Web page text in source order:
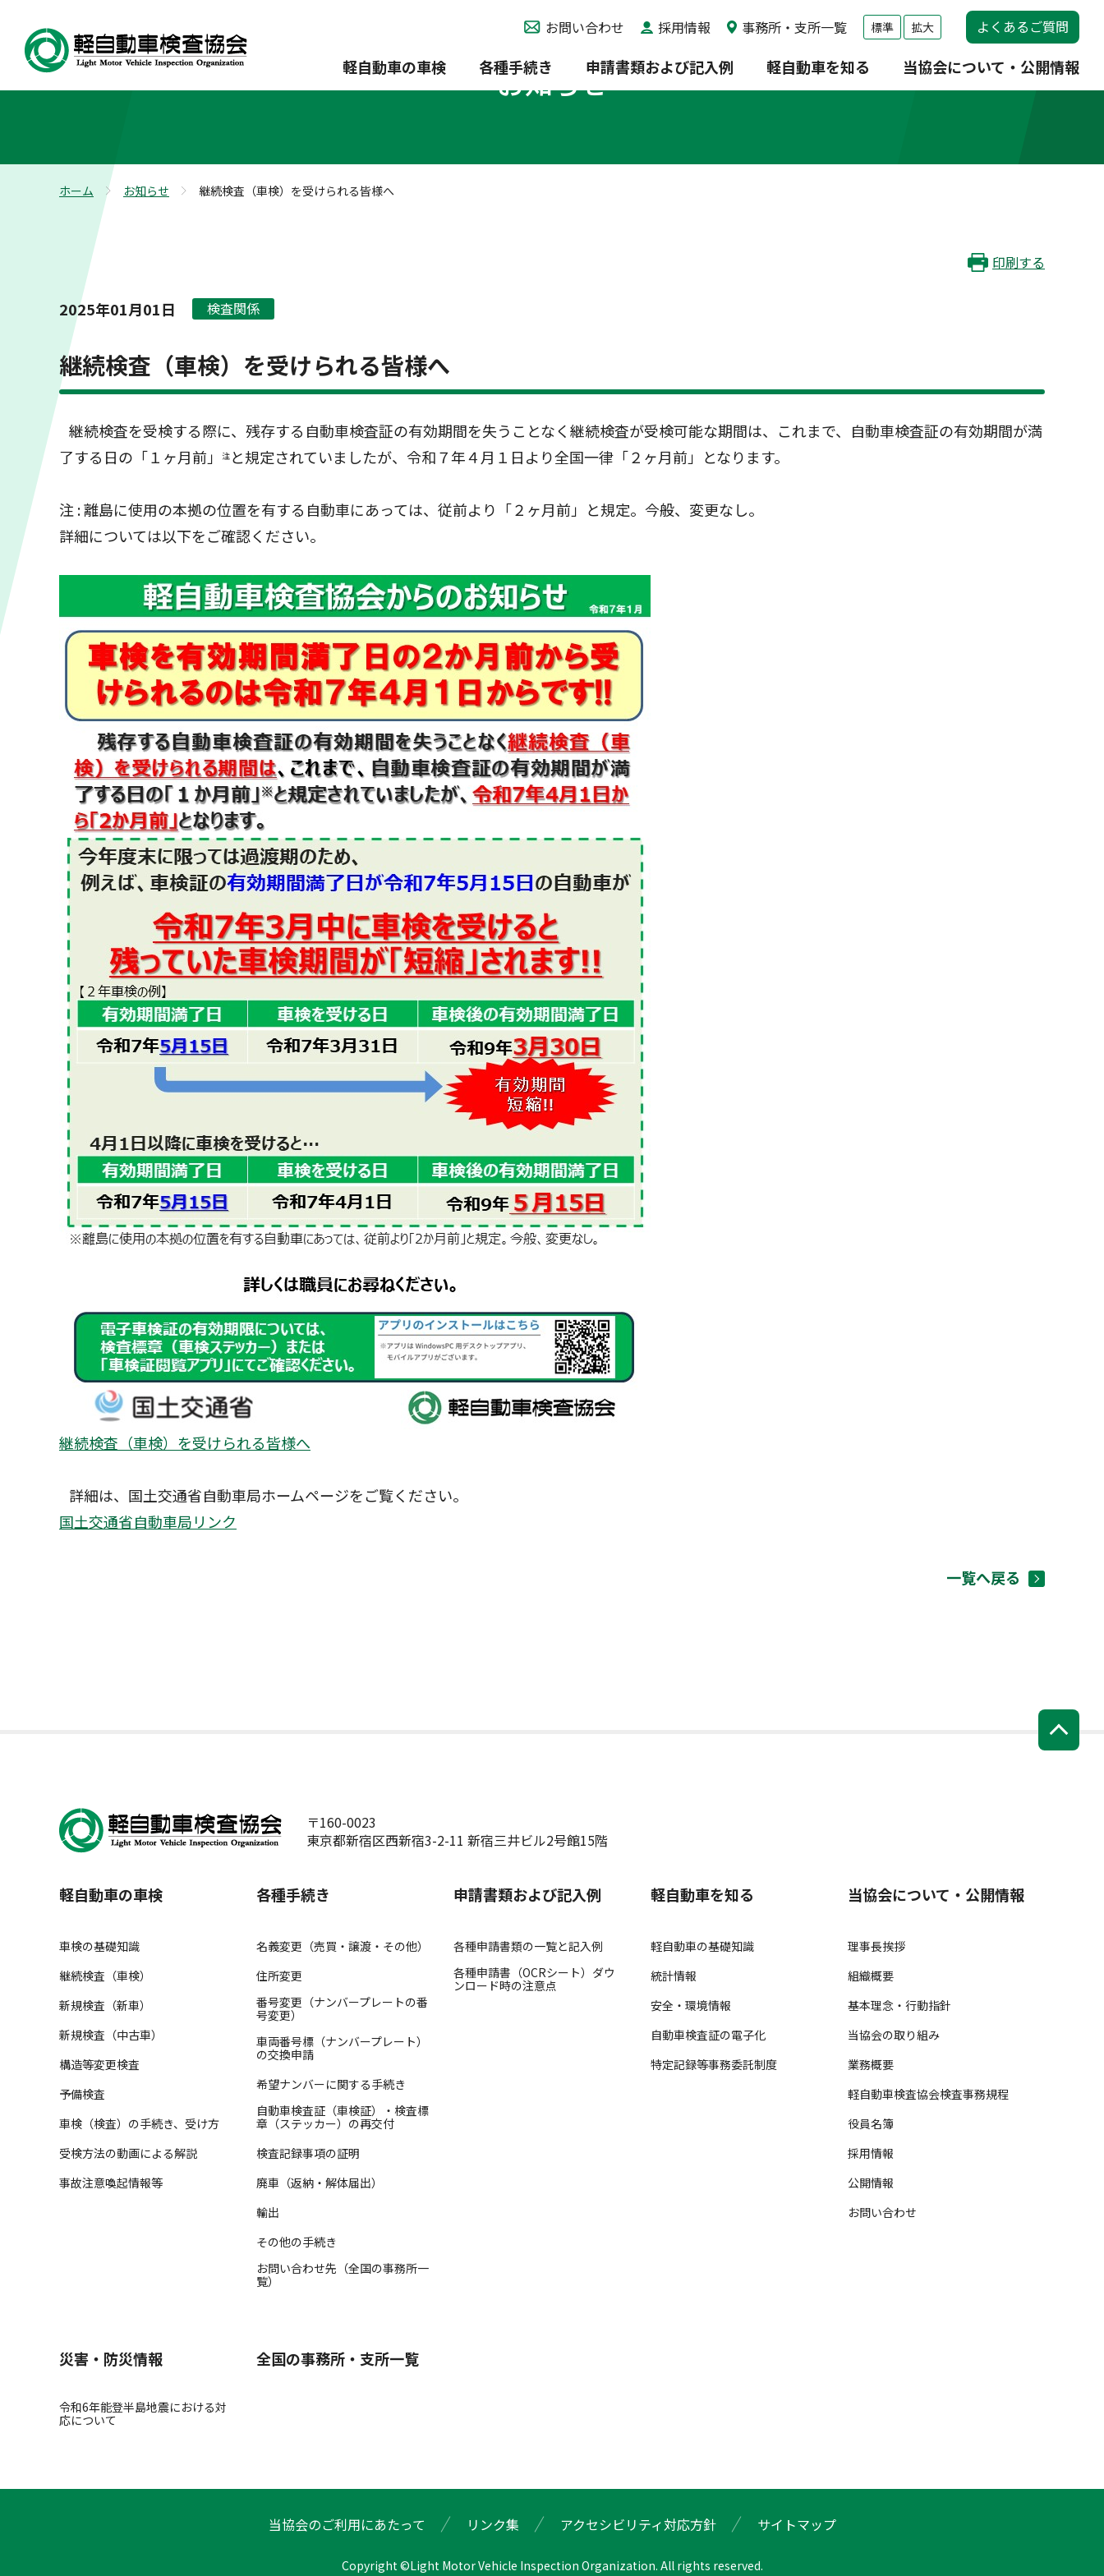
お問い合わせ 採用情報 事務所・支所一覧 標準 拡大 よくあるご質問
軽自動車の車検 各種手続き 申請書類および記入例 軽自動車を知る 当協会について・公開情報
お知らせ
ホーム お知らせ 継続検査（車検）を受けられる皆様へ
印刷する
2025年01月01日 検査関係
継続検査（車検）を受けられる皆様へ
継続検査を受検する際に、残存する自動車検査証の有効期間を失うことなく継続検査が受検可能な期間は、これまで、自動車検査証の有効期間が満
了する日の「１ヶ月前」
注 と規定されていましたが、令和７年４月１日より全国一律「２ヶ月前」となります。
注 : 離島に使用の本拠の位置を有する自動車にあっては、従前より「２ヶ月前」と規定。今般、変更なし。
詳細については以下をご確認ください。
継続検査（車検）を受けられる皆様へ
詳細は、国土交通省自動車局ホームページをご覧ください。
国土交通省自動車局リンク
一覧へ戻る
〒160-0023
東京都新宿区西新宿3-2-11 新宿三井ビル2号館15階
軽自動車の車検
車検の基礎知識
継続検査（車検）
新規検査（新車）
新規検査（中古車）
構造等変更検査
予備検査
車検（検査）の手続き、受け方
受検方法の動画による解説
事故注意喚起情報等
各種手続き
名義変更（売買・譲渡・その他）
住所変更
番号変更（ナンバープレートの番
号変更）
車両番号標（ナンバープレート）
の交換申請
希望ナンバーに関する手続き
自動車検査証（車検証）・検査標
章（ステッカー）の再交付
検査記録事項の証明
廃車（返納・解体届出）
輸出
その他の手続き
お問い合わせ先（全国の事務所一
覧）
申請書類および記入例
各種申請書類の一覧と記入例
各種申請書（OCRシート）ダウ
ンロード時の注意点
軽自動車を知る
軽自動車の基礎知識
統計情報
安全・環境情報
自動車検査証の電子化
特定記録等事務委託制度
当協会について・公開情報
理事長挨拶
組織概要
基本理念・行動指針
当協会の取り組み
業務概要
軽自動車検査協会検査事務規程
役員名簿
採用情報
公開情報
お問い合わせ
災害・防災情報
令和6年能登半島地震における対
応について
全国の事務所・支所一覧
当協会のご利用にあたって リンク集 アクセシビリティ対応方針 サイトマップ
Copyright ©Light Motor Vehicle Inspection Organization. All rights reserved.